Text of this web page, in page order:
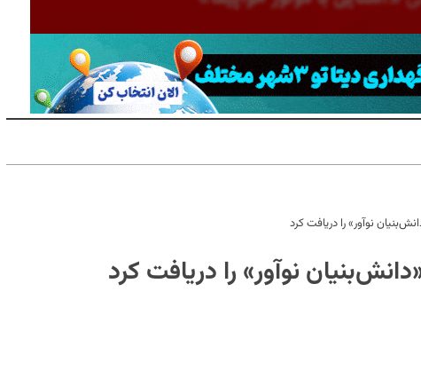
نوآور» را دریافت کرد
نوآور» را دریافت کرد